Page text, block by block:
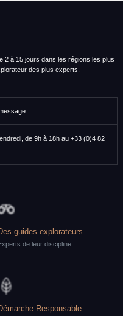
2 à 15 jours dans les régions les plus
des plus experts.
de 9h à 18h au +33 (0)4 82
guides-explorateurs
de leur discipline
Responsable